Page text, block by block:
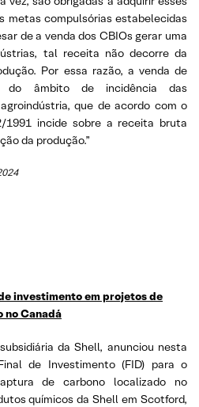
metas compulsórias estabelecidas
de a venda dos CBIOs gerar uma
tal receita não decorre da
Por essa razão, a venda de
do âmbito de incidência das
que de acordo com o
1991 incide sobre a receita bruta
da produção.”
investimento em projetos de
no Canadá
da Shell, anunciou nesta
de Investimento (FID) para o
de carbono localizado no
químicos da Shell em Scotford,